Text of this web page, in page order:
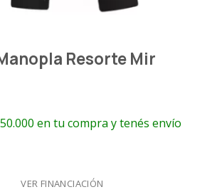
Resorte Mir
en tu compra y tenés envío
VER FINANCIACIÓN